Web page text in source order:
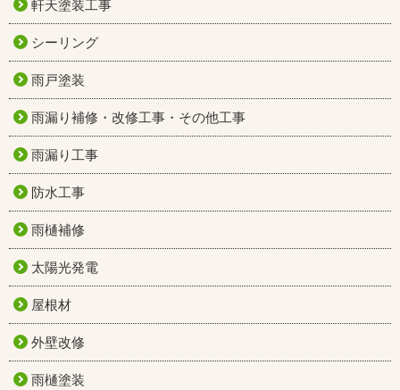
軒天塗装工事
シーリング
雨戸塗装
雨漏り補修・改修工事・その他工事
雨漏り工事
防水工事
雨樋補修
太陽光発電
屋根材
外壁改修
雨樋塗装